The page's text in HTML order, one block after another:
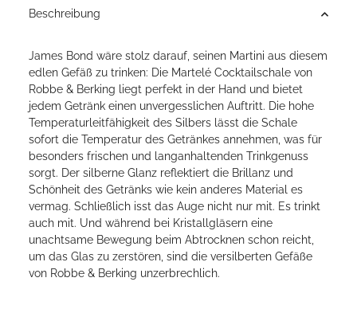
Beschreibung
James Bond wäre stolz darauf, seinen Martini aus diesem
edlen Gefäß zu trinken: Die Martelé Cocktailschale von
Robbe & Berking liegt perfekt in der Hand und bietet
jedem Getränk einen unvergesslichen Auftritt. Die hohe
Temperaturleitfähigkeit des Silbers lässt die Schale
sofort die Temperatur des Getränkes annehmen, was für
besonders frischen und langanhaltenden Trinkgenuss
sorgt. Der silberne Glanz reflektiert die Brillanz und
Schönheit des Getränks wie kein anderes Material es
vermag. Schließlich isst das Auge nicht nur mit. Es trinkt
auch mit. Und während bei Kristallgläsern eine
unachtsame Bewegung beim Abtrocknen schon reicht,
um das Glas zu zerstören, sind die versilberten Gefäße
von Robbe & Berking unzerbrechlich.